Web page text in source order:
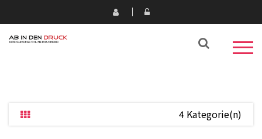
4 Kategorie(n)